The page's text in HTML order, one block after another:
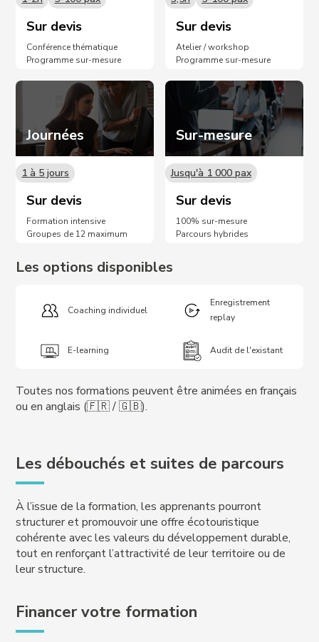
Sur devis
Conférence thématique
Programme sur-mesure
Sur devis
Atelier / workshop
Programme sur-mesure
Journées
1 à 5 jours
Sur devis
Formation intensive
Groupes de 12 maximum
Sur-mesure
Jusqu'à 1 000 pax
Sur devis
100% sur-mesure
Parcours hybrides
Les options disponibles
Coaching individuel
Enregistrement
replay
E-learning Audit de l'existant
Toutes nos formations peuvent être animées en français
ou en anglais (🇫🇷 / 🇬🇧).
Les débouchés et suites de parcours
À l’issue de la formation, les apprenants pourront
structurer et promouvoir une offre écotouristique
cohérente avec les valeurs du développement durable,
tout en renforçant l’attractivité de leur territoire ou de
leur structure.
Financer votre formation